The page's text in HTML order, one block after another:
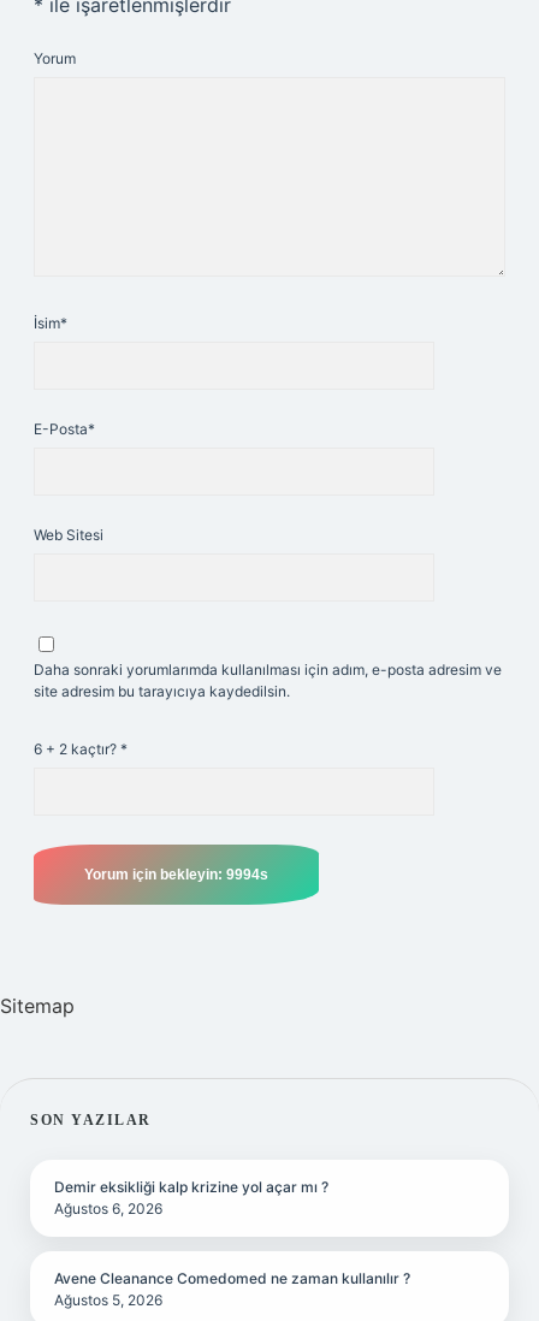
* ile işaretlenmişlerdir
Yorum
İsim*
E-Posta*
Web Sitesi
Daha sonraki yorumlarımda kullanılması için adım, e-posta adresim ve
site adresim bu tarayıcıya kaydedilsin.
6 + 2 kaçtır? *
Sitemap
SIDEBAR
SON YAZILAR
Demir eksikliği kalp krizine yol açar mı ?
Ağustos 6, 2026
Avene Cleanance Comedomed ne zaman kullanılır ?
Ağustos 5, 2026